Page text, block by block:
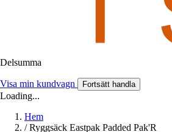
Delsumma
Visa min kundvagn Fortsätt handla
Loading...
Hem
/ Ryggsäck Eastpak Padded Pak'R